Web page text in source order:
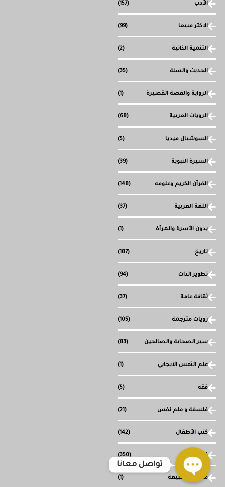
الأدب (157)
الاكثر مبيعا (99)
التنمية الذاتية (2)
الحديث والسنة (35)
الرواية والقصة القصيرة (1)
الرويات العربية (68)
السوشيال ميديا (5)
السيرة النبوية (39)
القرآن الكريم وعلومه (148)
اللغة العربية (37)
بدون الأسرة والمرأة (1)
تاريخ (187)
تطوير الذات (94)
ثقافة عامة (37)
رويات مترجمة (105)
سير الصحابة والصالحين (83)
علم النفس الايجابي (1)
فقه (5)
فلسفة و علم نفس (21)
كتب الأطفال (142)
كتب دينية (350)
ما وراء الطبيعة (1)
تواصل معانا
Open